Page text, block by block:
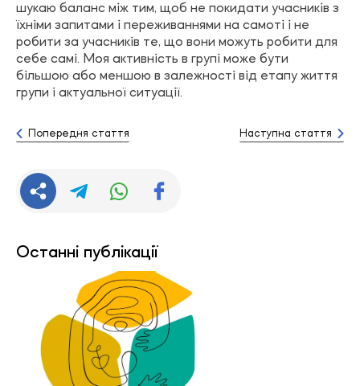
шукаю баланс між тим, щоб не покидати учасників з
їхніми запитами і переживаннями на самоті і не
робити за учасників те, що вони можуть робити для
себе самі. Моя активність в групі може бути
більшою або меншою в залежності від етапу життя
групи і актуальної ситуації.
Попередня стаття Наступна стаття
Останні публікації